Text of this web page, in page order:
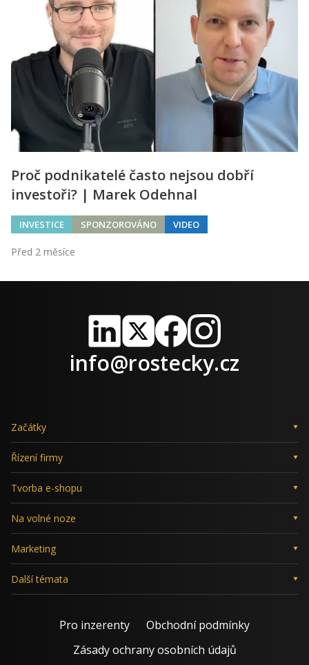
Proč podnikatelé často nejsou dobří
investoři? | Marek Odehnal
INVESTICE SPONZOROVÁNO VIDEO
Před 2 měsíce
LinkedIn
X FacebookInstagram
info@rostecky.cz
Začátky
Řízení firmy
Tvorba e-shopu
Na volné noze
Marketing
Další témata
Pro inzerenty
Obchodní podmínky
Zásady ochrany osobních údajů